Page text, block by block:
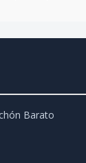
Barato